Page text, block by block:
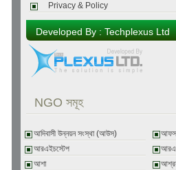
Privacy & Policy
Developed By : Techplexus Ltd
NGO সমূহ
আদিবাসী উন্নয়ন সংস্থা (আউস)
আরএইচস্টেপ
আশা